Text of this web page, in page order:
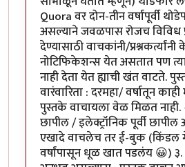
Quora वर दोन-तीन वर्षांपूर्वी
असल्याने जवळपास रोजच विविध
देण्यासाठी वाचकांनी/
नोटिफिकेशन्स येत असतात पण
नाही देता येत ह्याची खंत वाटते.
वारंवारिता : दरमहा/ वर्षातून
पुस्तके वाचायला वेळ मिळत नाही.
छापील / इलेक्ट्रॉनिक पूर्वी
एखादे वाचलेच तर ई-बुक (किंडल
वर्षांपासून धूळ खात पडलंय 😀) ३.